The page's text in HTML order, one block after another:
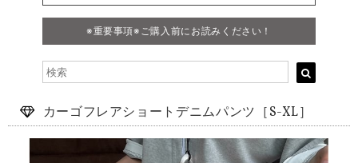
※重要事項※ご購入前にお読みください！
カーゴフレアショートデニムパンツ［S-XL］